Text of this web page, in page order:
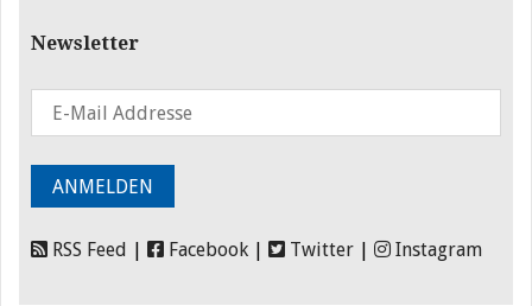
Newsletter
RSS Feed Facebook Twitter Instagram